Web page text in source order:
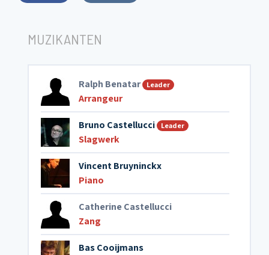
MUZIKANTEN
Ralph Benatar Leader
Arrangeur
Bruno Castellucci Leader
Slagwerk
Vincent Bruyninckx
Piano
Catherine Castellucci
Zang
Bas Cooijmans